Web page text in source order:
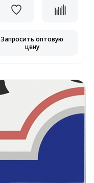
Запросить оптовую
цену